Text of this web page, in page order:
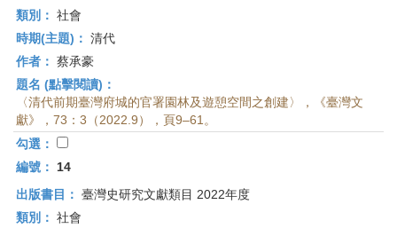
類別： 社會
時期(主題)： 清代
作者： 蔡承豪
題名 (點擊閱讀)：
〈清代前期臺灣府城的官署園林及遊憩空間之創建〉，《臺灣文
獻》，73：3（2022.9），頁9–61。
勾選：
編號：
14
出版書目： 臺灣史研究文獻類目 2022年度
類別： 社會